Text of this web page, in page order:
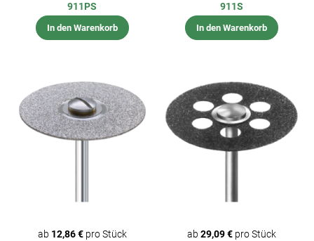
911PS
In den Warenkorb
911S
In den Warenkorb
ab 12,86 €pro Stück
ab29,09 € pro Stück